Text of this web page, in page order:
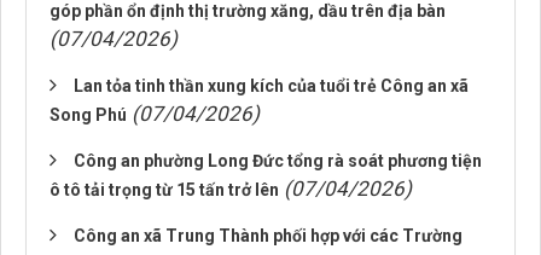
góp phần ổn định thị trường xăng, dầu trên địa bàn
(07/04/2026)
Lan tỏa tinh thần xung kích của tuổi trẻ Công an xã
Song Phú (07/04/2026)
Công an phường Long Đức tổng rà soát phương tiện
ô tô tải trọng từ 15 tấn trở lên (07/04/2026)
Công an xã Trung Thành phối hợp với các Trường